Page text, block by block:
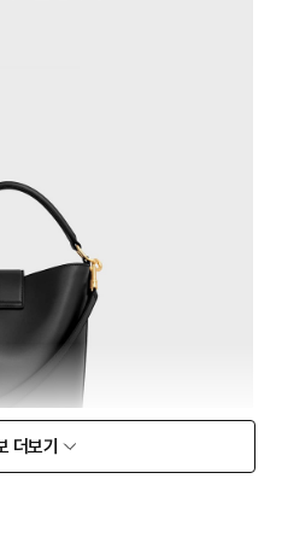
더보기